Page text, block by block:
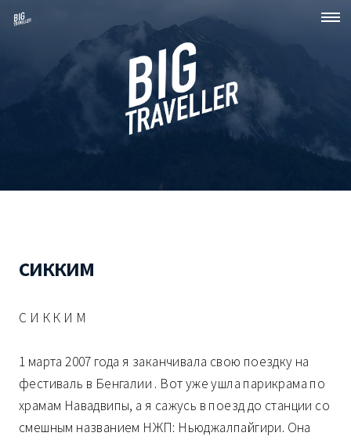
сикким
С И К К И М
1 марта 2007 года я заканчивала свою поездку на
фестиваль в Бенгалии . Вот уже ушла парикрама по
храмам Навадвипы, а я сажусь в поезд до станции со
смешным названием НЖП: Ньюджалпайгири. Она